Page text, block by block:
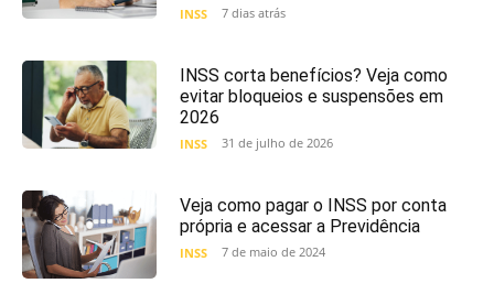
INSS 7 dias atrás
INSS corta benefícios? Veja como
evitar bloqueios e suspensões em
2026
INSS 31 de julho de 2026
Veja como pagar o INSS por conta
própria e acessar a Previdência
INSS 7 de maio de 2024